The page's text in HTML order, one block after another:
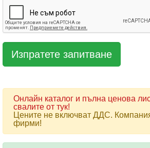
Онлайн каталог и пълна ценова
свалите от тук!
Цените не включват ДДС.
фирми!